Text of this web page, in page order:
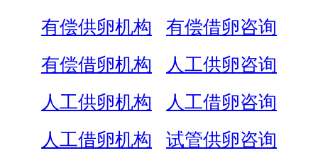
有偿供卵机构
有偿借卵咨询
有偿借卵机构
人工供卵咨询
人工供卵机构
人工借卵咨询
人工借卵机构
试管供卵咨询